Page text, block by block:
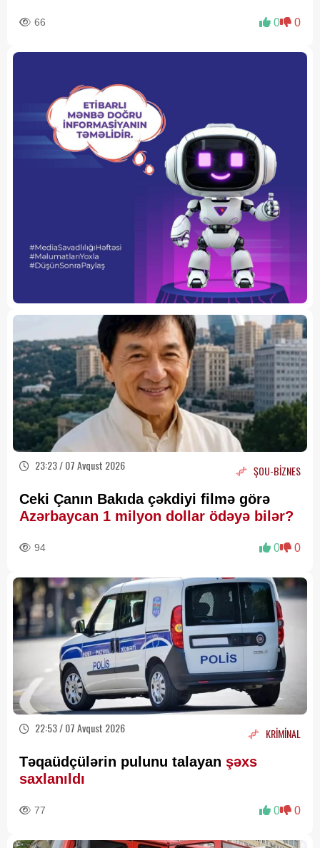
66 0 0
23:23 / 07 Avqust 2026 ŞOU-BİZNES
Ceki Çanın Bakıda çəkdiyi filmə görə
Azərbaycan 1 milyon dollar ödəyə bilər?
94 0 0
22:53 / 07 Avqust 2026 KRİMİNAL
Təqaüdçülərin pulunu talayan şəxs
saxlanıldı
77 0 0